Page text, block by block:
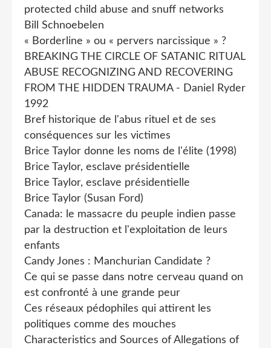
protected child abuse and snuff networks
Bill Schnoebelen
« Borderline » ou « pervers narcissique » ?
BREAKING THE CIRCLE OF SATANIC RITUAL
ABUSE RECOGNIZING AND RECOVERING
FROM THE HIDDEN TRAUMA - Daniel Ryder
1992
Bref historique de l'abus rituel et de ses
conséquences sur les victimes
Brice Taylor donne les noms de l'élite (1998)
Brice Taylor, esclave présidentielle
Brice Taylor, esclave présidentielle
Brice Taylor (Susan Ford)
Canada: le massacre du peuple indien passe
par la destruction et l'exploitation de leurs
enfants
Candy Jones : Manchurian Candidate ?
Ce qui se passe dans notre cerveau quand on
est confronté à une grande peur
Ces réseaux pédophiles qui attirent les
politiques comme des mouches
Characteristics and Sources of Allegations of